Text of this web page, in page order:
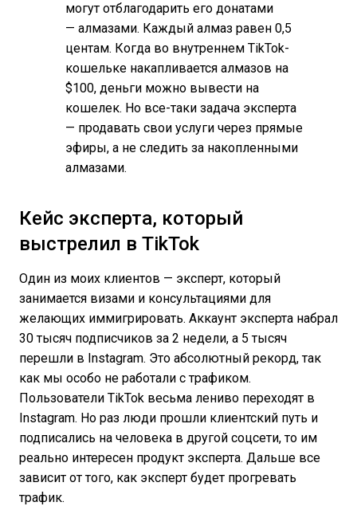
могут отблагодарить его донатами
— алмазами. Каждый алмаз равен 0,5
центам. Когда во внутреннем TikTok-
кошельке накапливается алмазов на
$100, деньги можно вывести на
кошелек. Но все-таки задача эксперта
— продавать свои услуги через прямые
эфиры, а не следить за накопленными
алмазами.
Кейс эксперта, который
выстрелил в TikTok
Один из моих клиентов — эксперт, который
занимается визами и консультациями для
желающих иммигрировать. Аккаунт эксперта набрал
30 тысяч подписчиков за 2 недели, а 5 тысяч
перешли в Instagram. Это абсолютный рекорд, так
как мы особо не работали с трафиком.
Пользователи TikTok весьма лениво переходят в
Instagram. Но раз люди прошли клиентский путь и
подписались на человека в другой соцсети, то им
реально интересен продукт эксперта. Дальше все
зависит от того, как эксперт будет прогревать
трафик.